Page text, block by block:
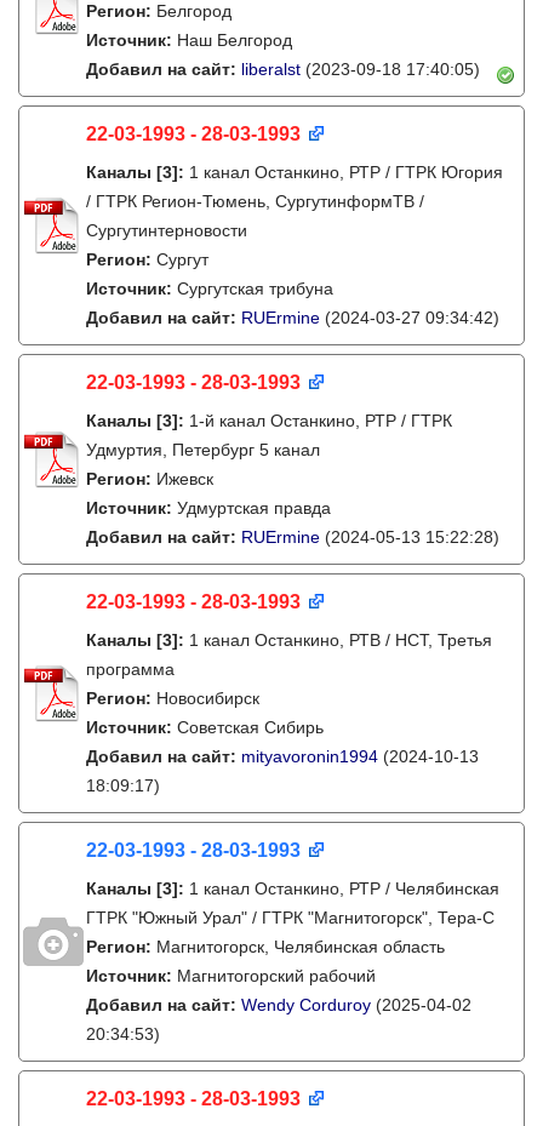
Регион: Белгород
Источник: Наш Белгород
Добавил на сайт: liberalst (2023-09-18 17:40:05)
22-03-1993 - 28-03-1993
Каналы [3]: 1 канал Останкино, РТР / ГТРК Югория
/ ГТРК Регион-Тюмень, СургутинформТВ /
Сургутинтерновости
Регион: Сургут
Источник: Сургутская трибуна
Добавил на сайт: RUErmine (2024-03-27 09:34:42)
22-03-1993 - 28-03-1993
Каналы [3]: 1-й канал Останкино, РТР / ГТРК
Удмуртия, Петербург 5 канал
Регион: Ижевск
Источник: Удмуртская правда
Добавил на сайт: RUErmine (2024-05-13 15:22:28)
22-03-1993 - 28-03-1993
Каналы [3]: 1 канал Останкино, РТВ / НСТ, Третья
программа
Регион: Новосибирск
Источник: Советская Сибирь
Добавил на сайт: mityavoronin1994 (2024-10-13
18:09:17)
22-03-1993 - 28-03-1993
Каналы [3]: 1 канал Останкино, РТР / Челябинская
ГТРК "Южный Урал" / ГТРК "Магнитогорск", Тера-С
Регион: Магнитогорск, Челябинская область
Источник: Магнитогорский рабочий
Добавил на сайт: Wendy Corduroy (2025-04-02
20:34:53)
22-03-1993 - 28-03-1993